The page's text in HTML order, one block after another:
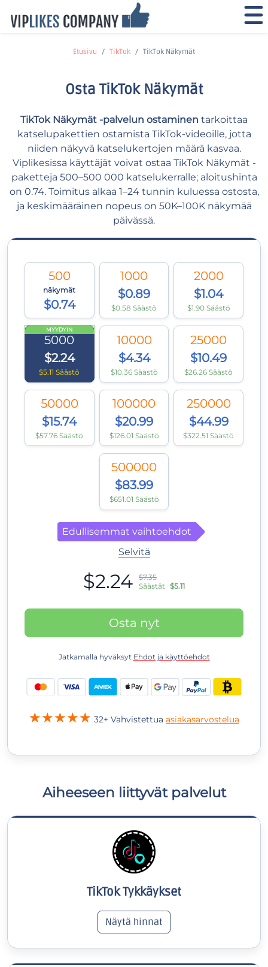
Etusivu TikTok TikTok Näkymät
Osta TikTok Näkymät
TikTok Näkymät -palvelun ostaminen tarkoittaa
katselupakettien ostamista TikTok-videoille, jotta
niiden näkyvä katselukertojen määrä kasvaa.
Viplikesissa käyttäjät voivat ostaa TikTok Näkymät -
paketteja 500–500 000 katselukerralle; aloitushinta
on 0.74. Toimitus alkaa 1–24 tunnin kuluessa ostosta,
ja keskimääräinen nopeus on 50K–100K näkymää
päivässä.
500
näkymät
$0.74
1000
$0.89
$0.58 Säästö
2000
$1.04
$1.90 Säästö
MYYDYIN
5000
$2.24
$5.11 Säästö
10000
$4.34
$10.36 Säästö
25000
$10.49
$26.26 Säästö
50000
$15.74
$57.76 Säästö
100000
$20.99
$126.01 Säästö
250000
$44.99
$322.51 Säästö
500000
$83.99
$651.01 Säästö
Edullisemmat vaihtoehdot
Selvitä
$2.24
$7.35
Säästät $5.11
Osta nyt
Jatkamalla hyväksyt Ehdot ja käyttöehdot
32+ Vahvistettua asiakasarvostelua
Aiheeseen liittyvät palvelut
TikTok Tykkäykset
Näytä hinnat